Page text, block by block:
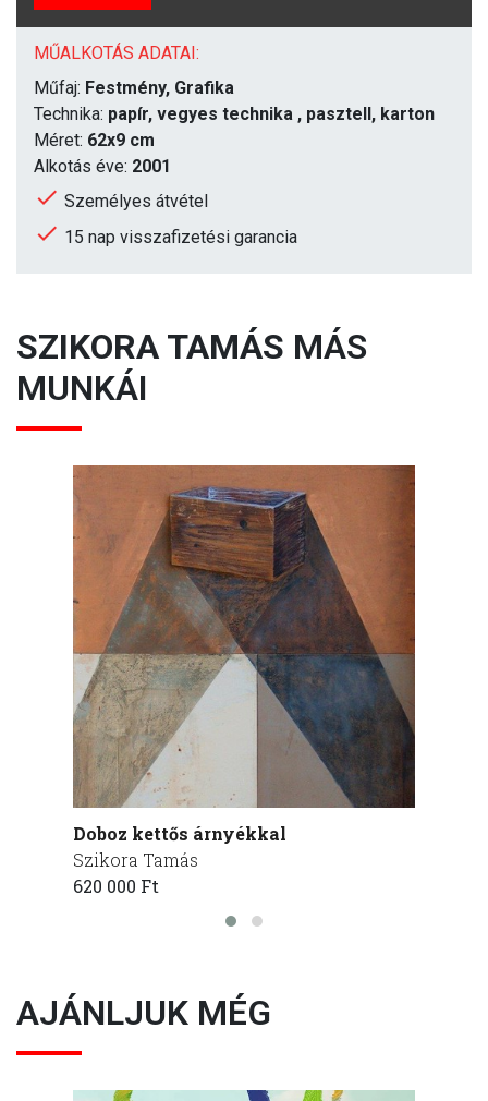
MŰALKOTÁS ADATAI:
Műfaj: Festmény, Grafika
Technika: papír, vegyes technika , pasztell, karton
Méret: 62x9 cm
Alkotás éve: 2001
Személyes átvétel
15 nap visszafizetési garancia
SZIKORA TAMÁS MÁS
MUNKÁI
Doboz kettős árnyékkal
Szikora Tamás
620 000 Ft
AJÁNLJUK MÉG